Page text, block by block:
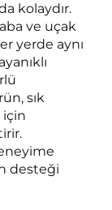
kolaydır.
ve uçak
yerde aynı
sık
için
desteği